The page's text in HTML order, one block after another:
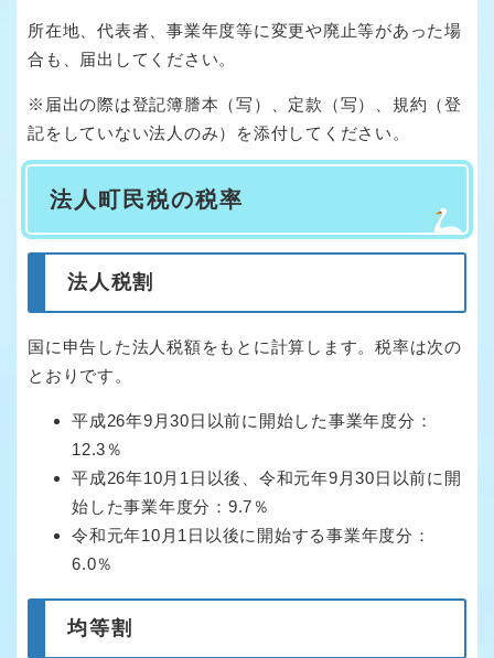
所在地、代表者、事業年度等に変更や廃止等があった場
合も、届出してください。
※届出の際は登記簿謄本（写）、定款（写）、規約（登
記をしていない法人のみ）を添付してください。
法人町民税の税率
法人税割
国に申告した法人税額をもとに計算します。税率は次の
とおりです。
平成26年9月30日以前に開始した事業年度分：
12.3％
平成26年10月1日以後、令和元年9月30日以前に開
始した事業年度分：9.7％
令和元年10月1日以後に開始する事業年度分：
6.0％
均等割